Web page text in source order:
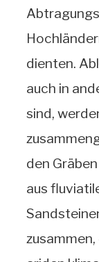
dienten.
auch in
sind,
den
aus